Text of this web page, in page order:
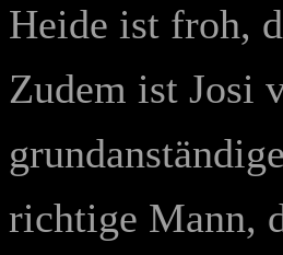
Heide ist froh,
Zudem ist Josi
richtige Mann,